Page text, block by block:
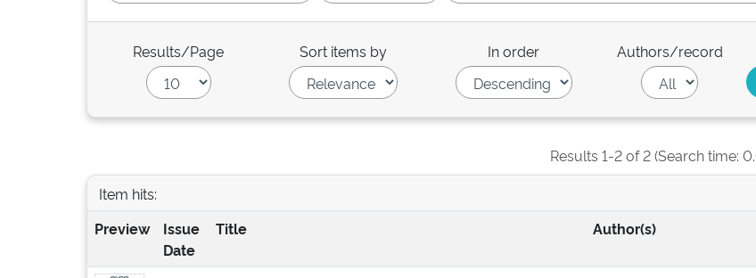
Results/Page Sort items by In order Authors/record
Results 1-2 of 2 (Search time:
Item hits:
Preview
Issue
Date
Title Author(s)